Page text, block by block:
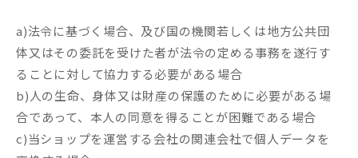
a)法令に基づく場合、及び国の機関若しくは地方公共団
体又はその委託を受けた者が法令の定める事務を遂行す
ることに対して協力する必要がある場合
b)人の生命、身体又は財産の保護のために必要がある場
合であって、本人の同意を得ることが困難である場合
c)当ショップを運営する会社の関連会社で個人データを